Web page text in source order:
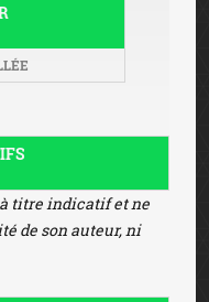
titre indicatif et ne
de son auteur, ni